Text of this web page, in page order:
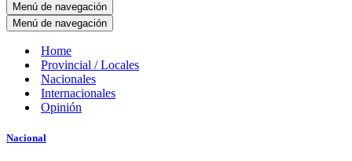
Menú de navegación
Menú de navegación
Home
Provincial / Locales
Nacionales
Internacionales
Opinión
Nacional